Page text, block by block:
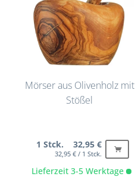
Mörser aus Olivenholz mit
Stößel
Lieferzeit 3-5 Werktage
1 Stck. 32,95 €
32,95 € / 1 Stck.